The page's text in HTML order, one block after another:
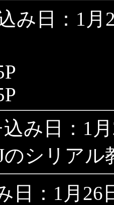
み日：1月
み日：1月
のシリア
：1月26